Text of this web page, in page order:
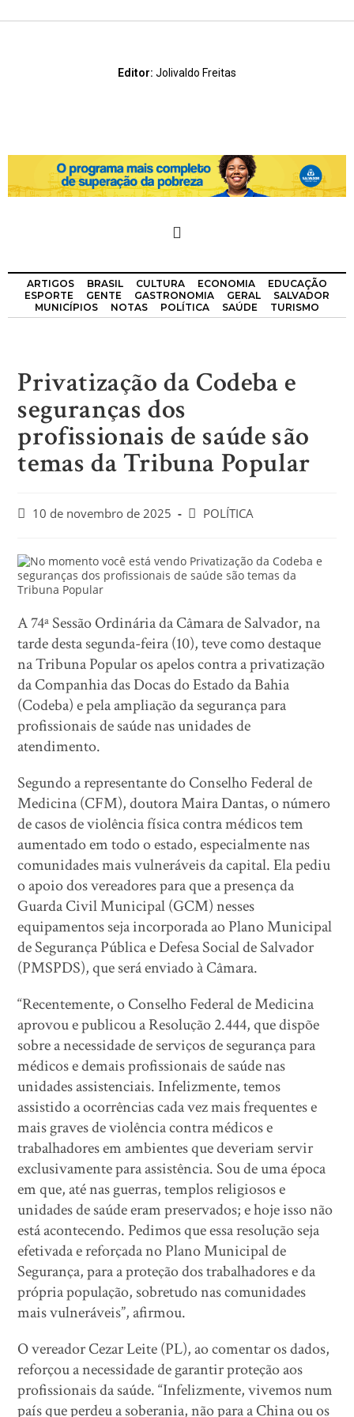
Editor: Jolivaldo Freitas
ARTIGOS BRASIL CULTURA ECONOMIA
EDUCAÇÃO
ESPORTE
GENTE GASTRONOMIA GERAL
SALVADOR
MUNICÍPIOS
NOTAS POLÍTICA SAÚDE TURISMO
Privatização da Codeba e
seguranças dos
profissionais de saúde são
temas da Tribuna Popular
10 de novembro de 2025 POLÍTICA
A 74ª Sessão Ordinária da Câmara de Salvador, na
tarde desta segunda-feira (10), teve como destaque
na Tribuna Popular os apelos contra a privatização
da Companhia das Docas do Estado da Bahia
(Codeba) e pela ampliação da segurança para
profissionais de saúde nas unidades de
atendimento.
Segundo a representante do Conselho Federal de
Medicina (CFM), doutora Maira Dantas, o número
de casos de violência física contra médicos tem
aumentado em todo o estado, especialmente nas
comunidades mais vulneráveis da capital. Ela pediu
o apoio dos vereadores para que a presença da
Guarda Civil Municipal (GCM) nesses
equipamentos seja incorporada ao Plano Municipal
de Segurança Pública e Defesa Social de Salvador
(PMSPDS), que será enviado à Câmara.
“Recentemente, o Conselho Federal de Medicina
aprovou e publicou a Resolução 2.444, que dispõe
sobre a necessidade de serviços de segurança para
médicos e demais profissionais de saúde nas
unidades assistenciais. Infelizmente, temos
assistido a ocorrências cada vez mais frequentes e
mais graves de violência contra médicos e
trabalhadores em ambientes que deveriam servir
exclusivamente para assistência. Sou de uma época
em que, até nas guerras, templos religiosos e
unidades de saúde eram preservados; e hoje isso não
está acontecendo. Pedimos que essa resolução seja
efetivada e reforçada no Plano Municipal de
Segurança, para a proteção dos trabalhadores e da
própria população, sobretudo nas comunidades
mais vulneráveis”, afirmou.
O vereador Cezar Leite (PL), ao comentar os dados,
reforçou a necessidade de garantir proteção aos
profissionais da saúde. “Infelizmente, vivemos num
país que perdeu a soberania, não para a China ou os